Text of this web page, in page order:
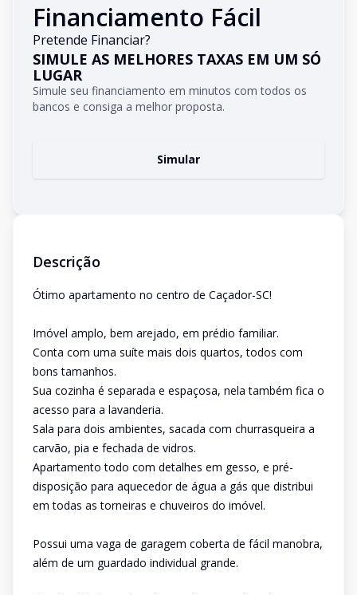
Financiamento Fácil
Pretende Financiar?
SIMULE AS MELHORES TAXAS EM UM SÓ
LUGAR
Simule seu financiamento em minutos com todos os
bancos e consiga a melhor proposta.
Simular
Descrição
Ótimo apartamento no centro de Caçador-SC!
Imóvel amplo, bem arejado, em prédio familiar.
Conta com uma suíte mais dois quartos, todos com
bons tamanhos.
Sua cozinha é separada e espaçosa, nela também fica o
acesso para a lavanderia.
Sala para dois ambientes, sacada com churrasqueira a
carvão, pia e fechada de vidros.
Apartamento todo com detalhes em gesso, e pré-
disposição para aquecedor de água a gás que distribui
em todas as torneiras e chuveiros do imóvel.
Possui uma vaga de garagem coberta de fácil manobra,
além de um guardado individual grande.